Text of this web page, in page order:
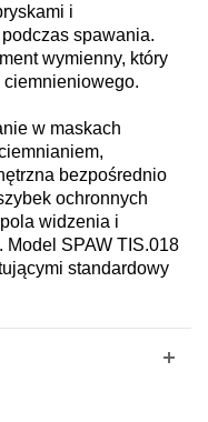
i
spawania.
wymienny, który
ciemnieniowego.
w maskach
bezpośrednio
ochronnych
widzenia i
Model SPAW TIS.018
standardowy